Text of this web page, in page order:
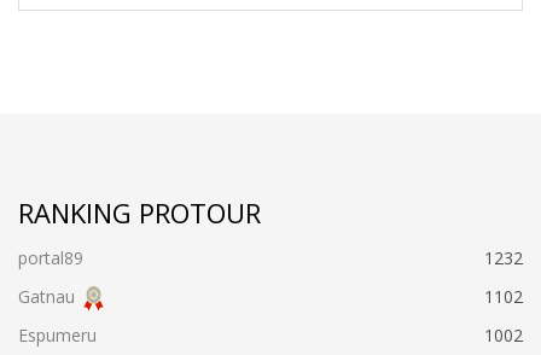
RANKING PROTOUR
portal89
1232
Gatnau
1102
Espumeru
1002